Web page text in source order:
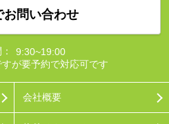
お問い合わせ
9:30~19:00
が要予約で対応可です
会社概要